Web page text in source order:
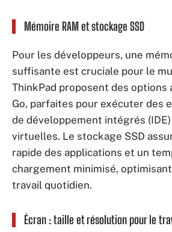
Mémoire RAM et stockage SSD
Pour les développeurs, une
suffisante est cruciale pour le
ThinkPad proposent des options
Go, parfaites pour exécuter des
de développement intégrés
virtuelles. Le stockage SSD
rapide des applications et un
chargement minimisé,
travail quotidien.
Écran : taille et résolution pour le